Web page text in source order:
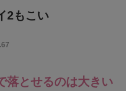
2もこい
落とせるのは大きい